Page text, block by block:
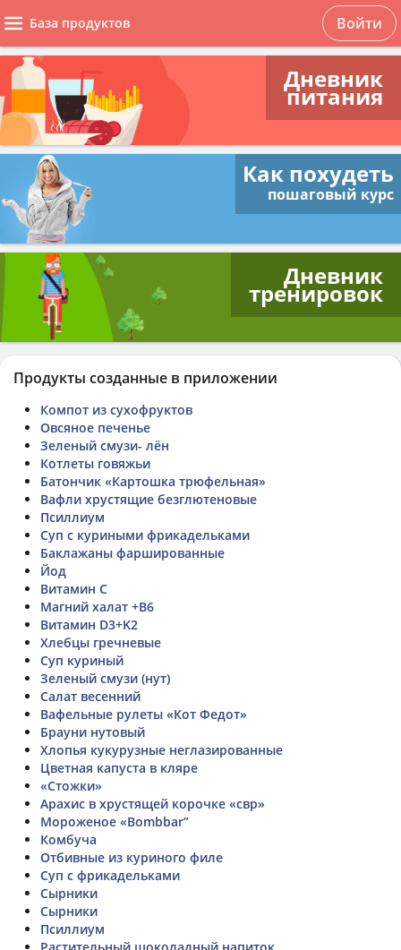
База продуктов Войти
Дневник
питания
Как похудеть
пошаговый курс
Дневник
тренировок
Продукты созданные в приложении
Компот из сухофруктов
Овсяное печенье
Зеленый смузи- лён
Котлеты говяжьи
Батончик «Картошка трюфельная»
Вафли хрустящие безглютеновые
Псиллиум
Суп с куриными фрикадельками
Баклажаны фаршированные
Йод
Витамин C
Магний халат +B6
Витамин D3+K2
Хлебцы гречневые
Суп куриный
Зеленый смузи (нут)
Салат весенний
Вафельные рулеты «Кот Федот»
Брауни нутовый
Хлопья кукурузные неглазированные
Цветная капуста в кляре
«Стожки»
Арахис в хрустящей корочке «свр»
Мороженое «Bombbar”
Комбуча
Отбивные из куриного филе
Суп с фрикадельками
Сырники
Сырники
Псиллиум